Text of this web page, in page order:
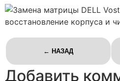
← НАЗАД
Добавить